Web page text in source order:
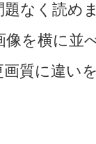
なく読め
を横に並
質に違い